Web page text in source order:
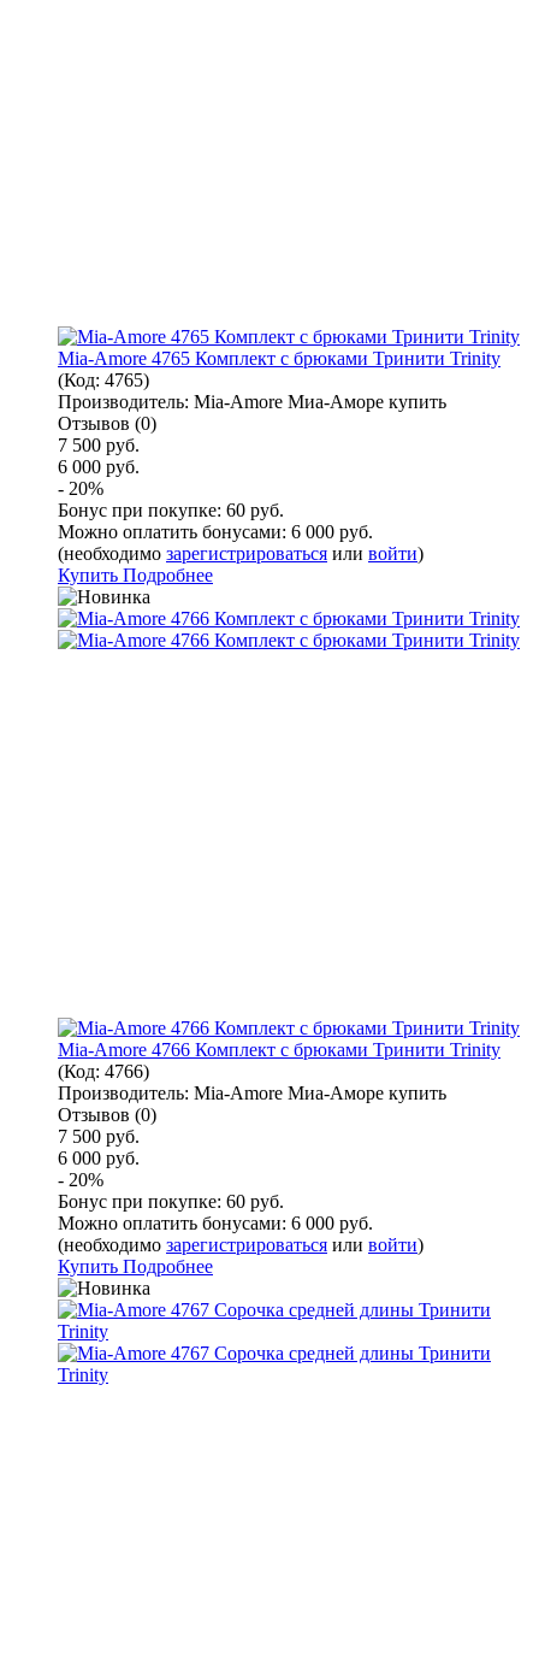
Mia-Amore 4765 Комплект с брюками Тринити Trinity
(Код: 4765)
Производитель: Mia-Amore Миа-Аморе купить
Отзывов (0)
7 500 руб.
6 000 руб.
- 20%
Бонус при покупке: 60 руб.
Можно оплатить бонусами: 6 000 руб.
(необходимо зарегистрироваться или войти)
Купить Подробнее
Mia-Amore 4766 Комплект с брюками Тринити Trinity
(Код: 4766)
Производитель: Mia-Amore Миа-Аморе купить
Отзывов (0)
7 500 руб.
6 000 руб.
- 20%
Бонус при покупке: 60 руб.
Можно оплатить бонусами: 6 000 руб.
(необходимо зарегистрироваться или войти)
Купить Подробнее